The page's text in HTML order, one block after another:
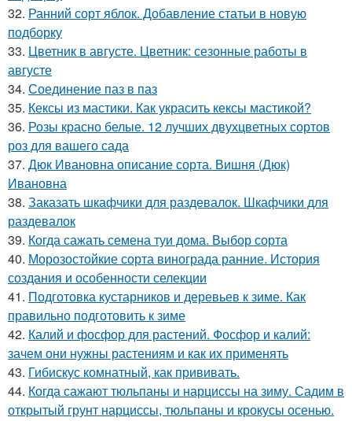
32. Ранний сорт яблок. Добавление статьи в новую
подборку
33. Цветник в августе. Цветник: сезонные работы в
августе
34. Соединение паз в паз
35. Кексы из мастики. Как украсить кексы мастикой?
36. Розы красно белые. 12 лучших двухцветных сортов
роз для вашего сада
37. Дюк Ивановна описание сорта. Вишня (Дюк)
Ивановна
38. Заказать шкафчики для раздевалок. Шкафчики для
раздевалок
39. Когда сажать семена туи дома. Выбор сорта
40. Морозостойкие сорта винограда ранние. История
создания и особенности селекции
41. Подготовка кустарников и деревьев к зиме. Как
правильно подготовить к зиме
42. Калий и фосфор для растений. Фосфор и калий:
зачем они нужны растениям и как их применять
43. Гибискус комнатный, как прививать.
44. Когда сажают тюльпаны и нарциссы на зиму. Садим в
открытый грунт нарциссы, тюльпаны и крокусы осенью.